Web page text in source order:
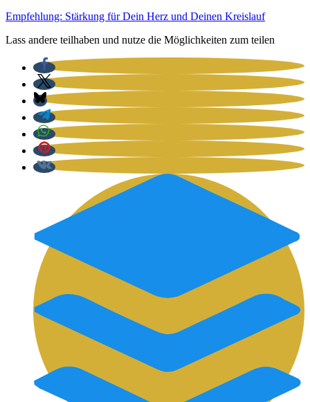
Empfehlung: Stärkung für Dein Herz und Deinen Kreislauf
Lass andere teilhaben und nutze die Möglichkeiten zum teilen